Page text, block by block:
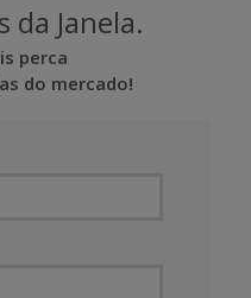
da Janela.
perca
do mercado!